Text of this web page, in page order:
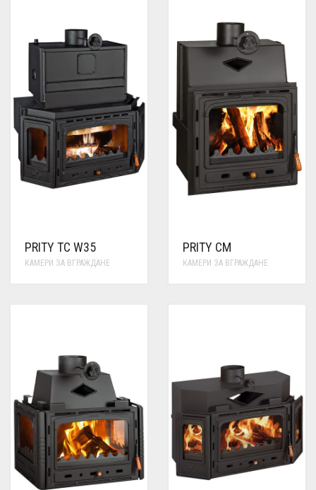
PRITY TC W35
КАМЕРИ ЗА ВГРАЖДАНЕ
PRITY CM
КАМЕРИ ЗА ВГРАЖДАНЕ